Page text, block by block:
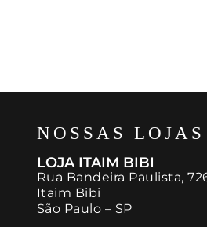
NOSSAS LOJAS
LOJA ITAIM BIBI
Rua Bandeira Paulista,
Itaim Bibi
São Paulo – SP